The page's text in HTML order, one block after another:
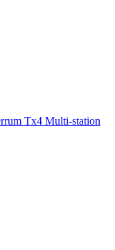
Tx4 Multi-station